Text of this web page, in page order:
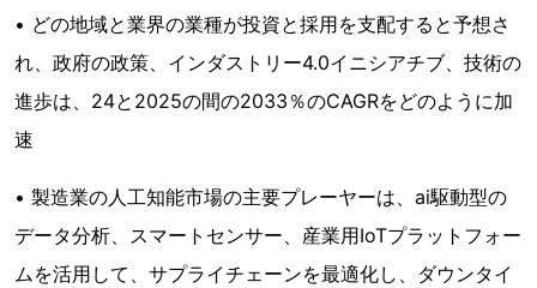
• どの地域と業界の業種が投資と採用を支配すると予想さ
れ、政府の政策、インダストリー4.0イニシアチブ、技術の
進歩は、24と2025の間の2033％のCAGRをどのように加
速
• 製造業の人工知能市場の主要プレーヤーは、ai駆動型の
データ分析、スマートセンサー、産業用IoTプラットフォー
ムを活用して、サプライチェーンを最適化し、ダウンタイ